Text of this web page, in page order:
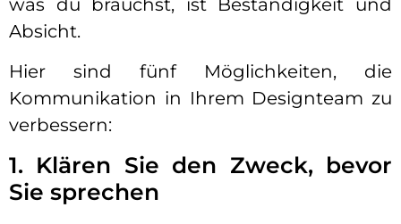
was du brauchst, ist Beständigkeit und
Absicht.
Hier sind fünf Möglichkeiten, die
Kommunikation in Ihrem Designteam zu
verbessern:
1. Klären Sie den Zweck, bevor
Sie sprechen